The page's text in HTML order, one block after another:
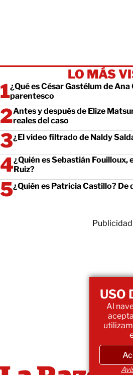
LO MÁS
¿Qué es César Gastélum de
parentesco
Antes y después de Elize
reales del caso
¿El video filtrado de Naldy
¿Quién es Sebastián Fouilloux,
Ruiz?
¿Quién es Patricia Castillo? De
Publicidad
USO
Al